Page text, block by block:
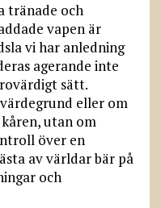
tränade och
vapen är
vi har anledning
agerande inte
sätt.
eller om
utan om
över en
av världar bär på
och